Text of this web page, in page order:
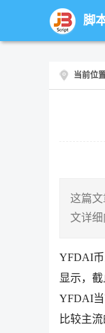
脚
当前位置
这篇
文详
YFDAI币
显示，
YFDAI
比较主